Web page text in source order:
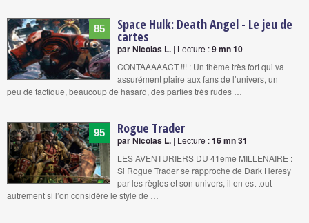
85 Space Hulk: Death Angel - Le jeu de
cartes
par Nicolas L. | Lecture :9 mn 10
CONTAAAAACT !!! : Un thème très fort qui va
assurément plaire aux fans de l’univers, un
peu de tactique, beaucoup de hasard, des parties très rudes …
95 Rogue Trader
par Nicolas L. | Lecture :16 mn 31
LES AVENTURIERS DU 41eme MILLENAIRE :
Si Rogue Trader se rapproche de Dark Heresy
par les règles et son univers, il en est tout
autrement si l’on considère le style de …